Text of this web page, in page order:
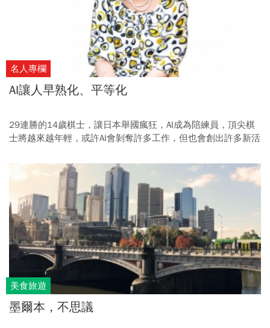
名人專欄
AI讓人早熟化、平等化
29連勝的14歲棋士，讓日本舉國瘋狂，AI成為陪練員，頂尖棋
士將越來越年輕，或許AI會剝奪許多工作，但也會創出許多新活
美食旅遊
墨爾本，不思議